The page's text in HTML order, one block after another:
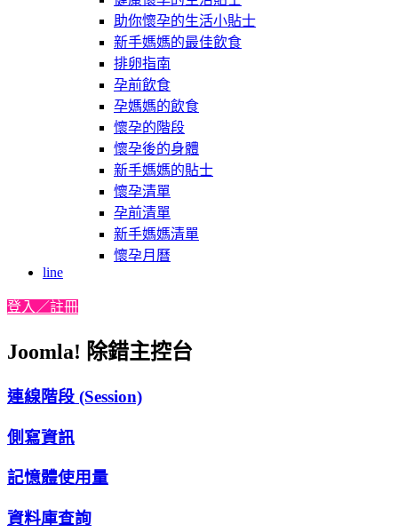
助你懷孕的生活小貼士
新手媽媽的最佳飲食
排卵指南
孕前飲食
孕媽媽的飲食
懷孕的階段
懷孕後的身體
新手媽媽的貼士
懷孕清單
孕前清單
新手媽媽清單
懷孕月曆
line
登入／註冊
Joomla! 除錯主控台
連線階段 (Session)
側寫資訊
記憶體使用量
資料庫查詢